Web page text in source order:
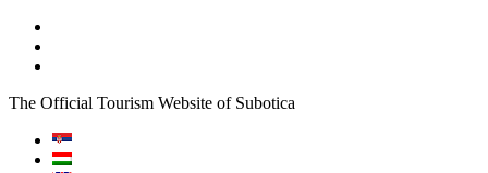
The Official Tourism Website of Subotica